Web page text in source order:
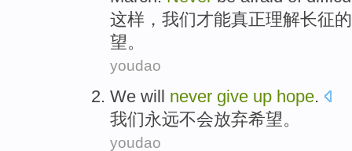
这样，我们才能真正理解长征
望。
youdao
We will never give up hope.
我们永远不会放弃希望。
youdao